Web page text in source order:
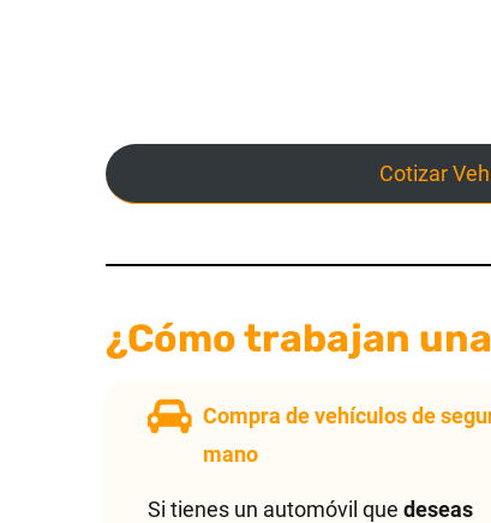
Cotizar
¿Cómo trabajan
Compra de vehículos de
mano
Si tienes un automóvil quedeseas